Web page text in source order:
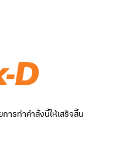
ารทำคำสั่งนี้ให้เสร็จสิ้น